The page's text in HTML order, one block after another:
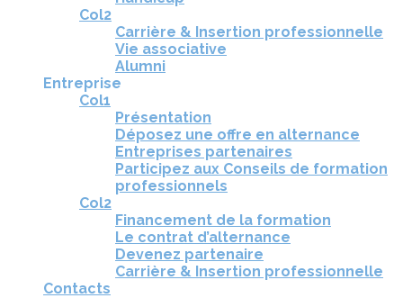
Col2
Carrière & Insertion professionnelle
Vie associative
Alumni
Entreprise
Col1
Présentation
Déposez une offre en alternance
Entreprises partenaires
Participez aux Conseils de formation
professionnels
Col2
Financement de la formation
Le contrat d’alternance
Devenez partenaire
Carrière & Insertion professionnelle
Contacts